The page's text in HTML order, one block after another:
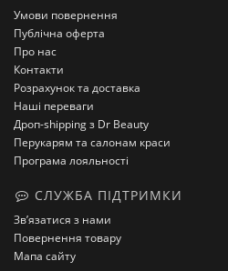
Умови повернення
Публічна оферта
Про нас
Контакти
Розрахунок та доставка
Наші переваги
Дроп-shipping з Dr Beauty
Перукарям та салонам краси
Програма лояльності
СЛУЖБА ПІДТРИМКИ
Зв’язатися з нами
Повернення товару
Мапа сайту